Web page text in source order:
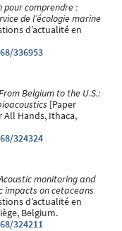
pour comprendre :
de l’écologie marine
d’actualité en
336953
Belgium to the U.S.:
[Paper
All Hands, Ithaca,
324324
monitoring and
impacts on cetaceans
d’actualité en
Belgium.
324211